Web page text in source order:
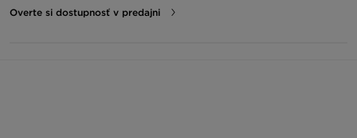
Overte si dostupnosť v predajni